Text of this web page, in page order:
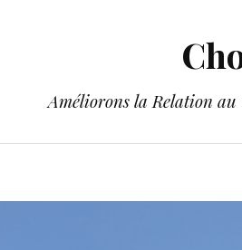
Améliorons la Relation